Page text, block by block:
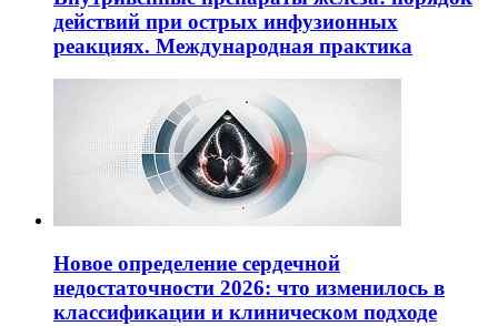
действий при острых инфузионных
реакциях. Международная практика
Новое определение сердечной
недостаточности 2026: что изменилось в
классификации и клиническом подходе